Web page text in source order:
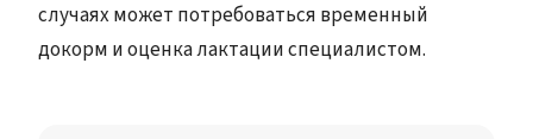
случаях может потребоваться временный
докорм и оценка лактации специалистом.